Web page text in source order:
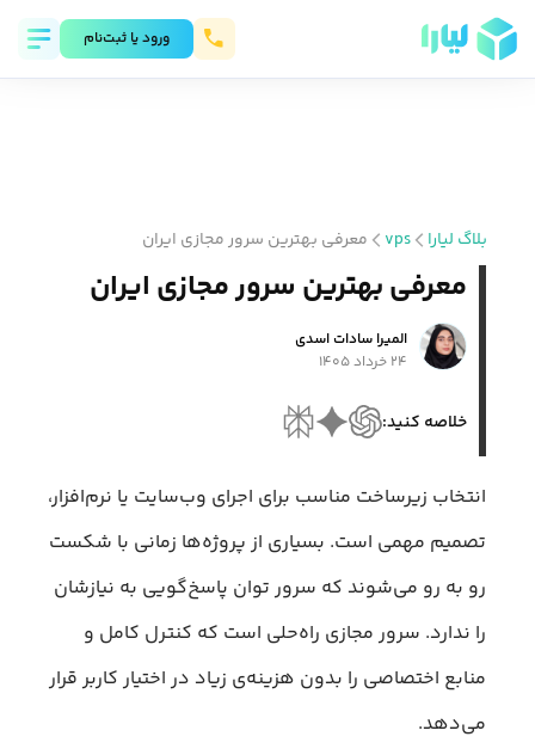
ورود يا ثبت‌نام
بلاگ لیارا vps معرفی بهترین سرور مجازی ایران
معرفی بهترین سرور مجازی ایران
المیرا سادات اسدی
۲۴ خرداد ۱۴۰۵
خلاصه کنید:
انتخاب زیرساخت مناسب برای اجرای وب‌سایت یا نرم‌افزار،
تصمیم مهمی است. بسیاری از پروژه‌ها زمانی با شکست
رو به‌ رو می‌شوند که سرور توان پاسخ‌گویی به نیازشان
را ندارد. سرور مجازی راه‌حلی است که کنترل کامل و
منابع اختصاصی را بدون هزینه‌ی زیاد در اختیار کاربر قرار
می‌دهد.